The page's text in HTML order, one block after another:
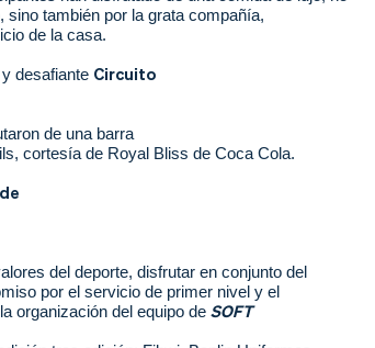
también por la grata compañía,
de la casa.
desafiante Circuito
de una barra
cortesía de Royal Bliss de Coca Cola.
del deporte, disfrutar en conjunto del
por el servicio de primer nivel y el
organización del equipo de SOFT